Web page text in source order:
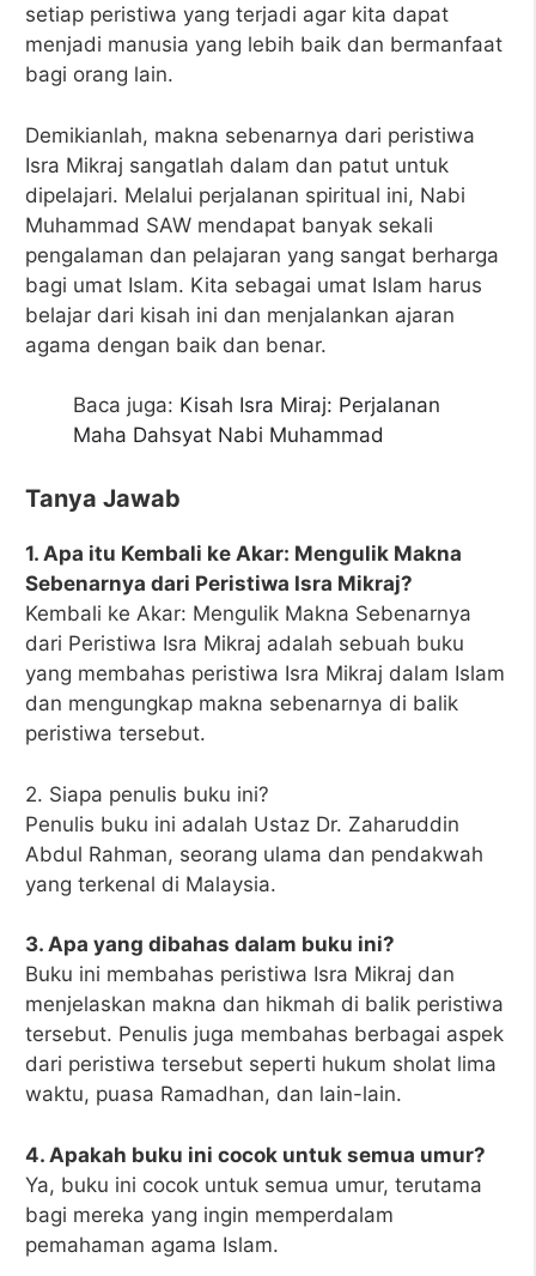
setiap peristiwa yang terjadi agar kita dapat
menjadi manusia yang lebih baik dan bermanfaat
bagi orang lain.
Demikianlah, makna sebenarnya dari peristiwa
Isra Mikraj sangatlah dalam dan patut untuk
dipelajari. Melalui perjalanan spiritual ini, Nabi
Muhammad SAW mendapat banyak sekali
pengalaman dan pelajaran yang sangat berharga
bagi umat Islam. Kita sebagai umat Islam harus
belajar dari kisah ini dan menjalankan ajaran
agama dengan baik dan benar.
Baca juga: Kisah Isra Miraj: Perjalanan
Maha Dahsyat Nabi Muhammad
Tanya Jawab
1. Apa itu Kembali ke Akar: Mengulik Makna
Sebenarnya dari Peristiwa Isra Mikraj?
Kembali ke Akar: Mengulik Makna Sebenarnya
dari Peristiwa Isra Mikraj adalah sebuah buku
yang membahas peristiwa Isra Mikraj dalam Islam
dan mengungkap makna sebenarnya di balik
peristiwa tersebut.
2. Siapa penulis buku ini?
Penulis buku ini adalah Ustaz Dr. Zaharuddin
Abdul Rahman, seorang ulama dan pendakwah
yang terkenal di Malaysia.
3. Apa yang dibahas dalam buku ini?
Buku ini membahas peristiwa Isra Mikraj dan
menjelaskan makna dan hikmah di balik peristiwa
tersebut. Penulis juga membahas berbagai aspek
dari peristiwa tersebut seperti hukum sholat lima
waktu, puasa Ramadhan, dan lain-lain.
4. Apakah buku ini cocok untuk semua umur?
Ya, buku ini cocok untuk semua umur, terutama
bagi mereka yang ingin memperdalam
pemahaman agama Islam.